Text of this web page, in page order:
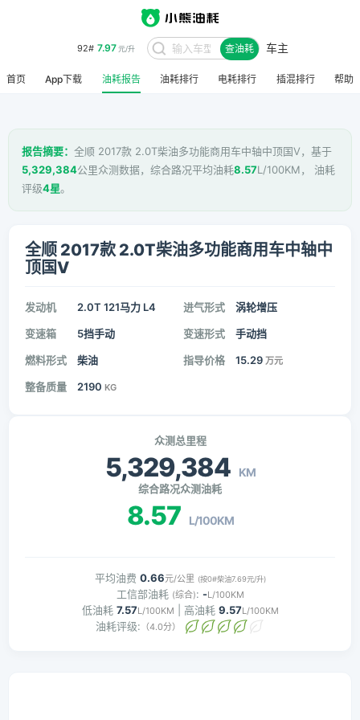
92# 7.97元/升 查油耗 车主
首页 App下载 油耗报告 油耗排行 电耗排行 插混排行 帮助
报告摘要： 全顺 2017款 2.0T柴油多功能商用车中轴中顶国V，基于
5,329,384公里众测数据，综合路况平均油耗8.57L/100KM， 油耗
评级4星。
全顺 2017款 2.0T柴油多功能商用车中轴中
顶国V
发动机 2.0T 121马力 L4 进气形式 涡轮增压
变速箱 5挡手动 变速形式 手动挡
燃料形式 柴油 指导价格 15.29 万元
整备质量 2190 KG
众测总里程
5,329,384 KM
综合路况众测油耗
8.57 L/100KM
平均油费 0.66元/公里 (按0#柴油7.69元/升)
工信部油耗 (综合): -L/100KM
低油耗 7.57L/100KM | 高油耗 9.57L/100KM
油耗评级: （4.0分）